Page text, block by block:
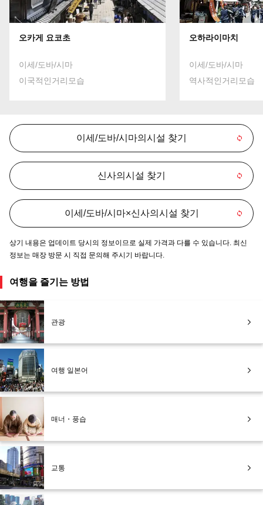
오카게 요코초
이세/도바/시마
이국적인거리모습
오하라이마치
이세/도바/시마
역사적인거리모습
이세/도바/시마의시설 찾기
신사의시설 찾기
이세/도바/시마×신사의시설 찾기
상기 내용은 업데이트 당시의 정보이므로 실제 가격과 다를 수 있습니다. 최신
정보는 매장 방문 시 직접 문의해 주시기 바랍니다.
여행을 즐기는 방법
관광
여행 일본어
매너・풍습
교통